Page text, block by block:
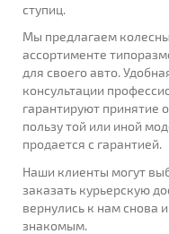
ступиц.
Мы предлагаем
ассортименте
для своего авто.
консультации
гарантируют принятие
пользу той или иной
продается с гарантией.
Наши клиенты могут
заказать курьерскую
вернулись к нам снова
знакомым.